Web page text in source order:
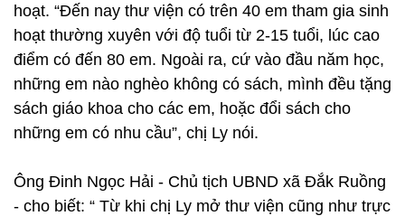
hoạt. “Đến nay thư viện có trên 40 em tham gia sinh
hoạt thường xuyên với độ tuổi từ 2-15 tuổi, lúc cao
điểm có đến 80 em. Ngoài ra, cứ vào đầu năm học,
những em nào nghèo không có sách, mình đều tặng
sách giáo khoa cho các em, hoặc đổi sách cho
những em có nhu cầu”, chị Ly nói.
Ông Đinh Ngọc Hải - Chủ tịch UBND xã Đắk Ruồng
- cho biết: “ Từ khi chị Ly mở thư viện cũng như trực